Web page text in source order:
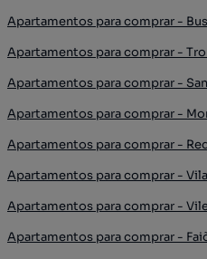
Apartamentos para comprar -
Apartamentos para comprar -
Apartamentos para comprar -
Apartamentos para comprar -
Apartamentos para comprar -
Apartamentos para comprar - Vila
Apartamentos para comprar -
Apartamentos para comprar -